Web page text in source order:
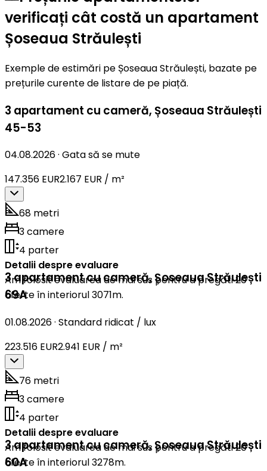
verificați cât costă un apartament
Șoseaua Străulești
Exemple de estimări pe Șoseaua Străulești, bazate pe
prețurile curente de listare de pe piață.
3 apartament cu cameră, Șoseaua Străulești
45-53
04.08.2026· Gata să se mute
147.356 EUR2.167 EUR / m²
68 metri
3 camere
4 parter
Detalii despre evaluare
Am folosit evaluarea de mai sus pentru a pregăti 20
oferte în interiorul 3071m.
3 apartament cu cameră,Șoseaua Străulești
69A
01.08.2026· Standard ridicat / lux
223.516 EUR2.941 EUR / m²
76 metri
3 camere
4 parter
Detalii despre evaluare
Am folosit evaluarea de mai sus pentru a pregăti 20
oferte în interiorul 3278m.
3 apartament cu cameră,Șoseaua Străulești
60A